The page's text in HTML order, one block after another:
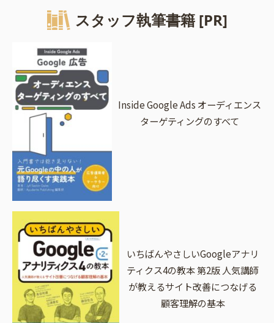
スタッフ執筆書籍 [PR]
Inside Google Ads オーディエンス
ターゲティングのすべて
いちばんやさしいGoogleアナリ
ティクス4の教本 第2版 人気講師
が教えるサイト改善につなげる
顧客理解の基本